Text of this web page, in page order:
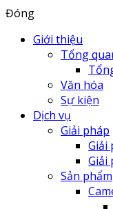
Đóng
Giới thiệu
Tổng
Văn hóa
Sự kiện
Dịch vụ
Giải pháp
Giải
Giải
Sản phẩm